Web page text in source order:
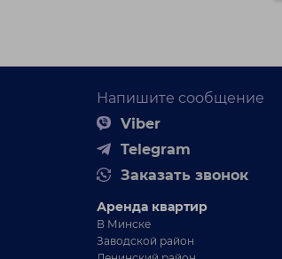
Напишите сообщение
Viber
Telegram
Заказать звонок
Аренда квартир
В Минске
Заводской район